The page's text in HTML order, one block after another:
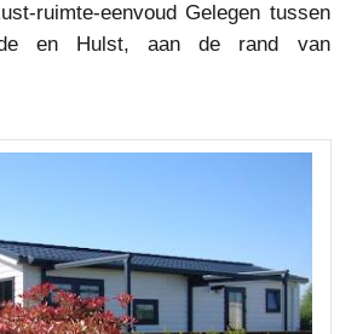
ruimte-eenvoud Gelegen tussen
en Hulst, aan de rand van